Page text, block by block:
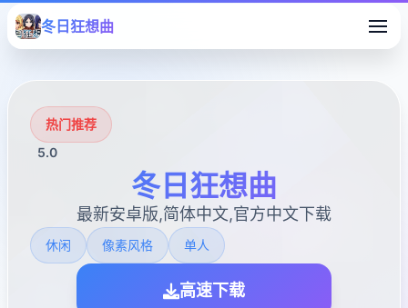
冬日狂想曲
热门推荐
5.0
冬日狂想曲
最新安卓版,简体中文,官方中文下载
休闲 像素风格 单人
高速下载